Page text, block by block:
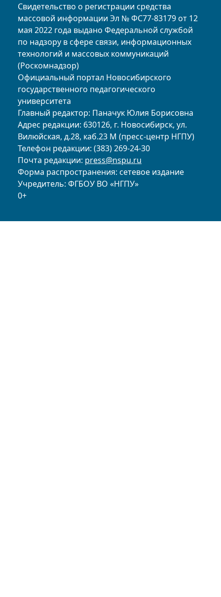
Свидетельство о регистрации средства
массовой информации Эл № ФС77-83179 от 12
мая 2022 года выдано Федеральной службой
по надзору в сфере связи, информационных
технологий и массовых коммуникаций
(Роскомнадзор)
Официальный портал Новосибирского
государственного педагогического
университета
Главный редактор: Паначук Юлия Борисовна
Адрес редакции: 630126, г. Новосибирск, ул.
Вилюйская, д.28, каб.23 М (пресс-центр НГПУ)
Телефон редакции: (383) 269-24-30
Почта редакции: press@nspu.ru
Форма распространения: сетевое издание
Учредитель: ФГБОУ ВО «НГПУ»
0+